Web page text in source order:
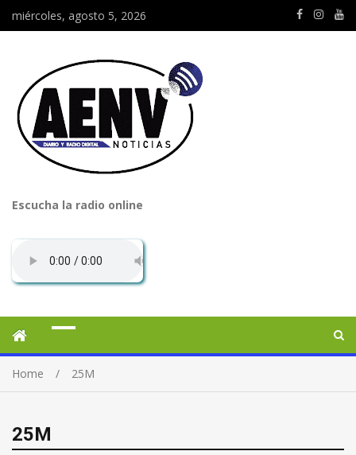
miércoles, agosto 5, 2026
Escucha la radio online
Home 25M
25M